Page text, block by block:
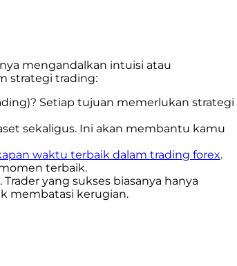
mengandalkan intuisi atau
strategi trading:
Setiap tujuan memerlukan strategi
sekaligus. Ini akan membantu kamu
waktu terbaik dalam trading forex.
terbaik.
yang sukses biasanya hanya
membatasi kerugian.